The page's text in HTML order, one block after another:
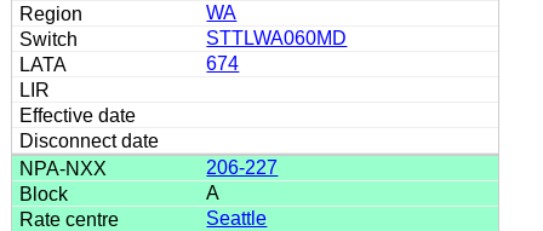
WA
STTLWA060MD
674
206-227
A
Seattle